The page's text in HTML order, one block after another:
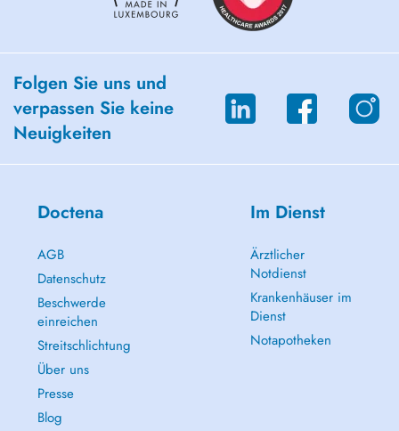
Folgen Sie uns und
verpassen Sie keine
Neuigkeiten
Doctena
AGB
Datenschutz
Beschwerde
einreichen
Streitschlichtung
Über uns
Presse
Blog
Im Dienst
Ärztlicher
Notdienst
Krankenhäuser im
Dienst
Notapotheken